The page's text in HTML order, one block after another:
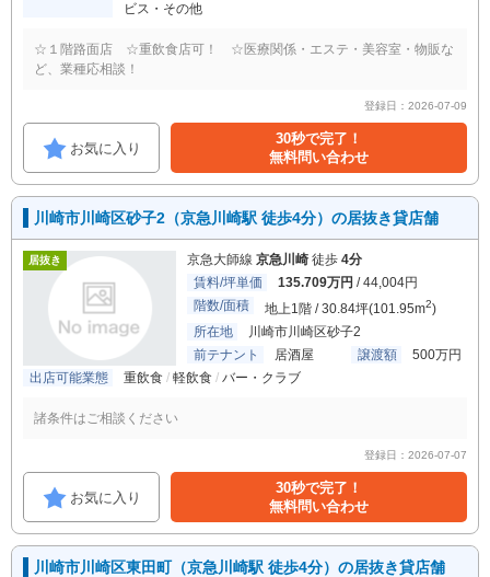
ビス・その他
☆１階路面店 ☆重飲食店可！ ☆医療関係・エステ・美容室・物販な
ど、業種応相談！
登録日：2026-07-09
お気に入り
30秒で完了！
無料問い合わせ
川崎市川崎区砂子2（京急川崎駅 徒歩4分）の居抜き貸店舗
居抜き 京急大師線 京急川崎 徒歩 4分
賃料/坪単価
135.709万円 / 44,004円
階数/面積
地上1階 / 30.84坪(101.95m2)
所在地
川崎市川崎区砂子2
前テナント
居酒屋 譲渡額
500万円
出店可能業態
重飲食 軽飲食 バー・クラブ
諸条件はご相談ください
登録日：2026-07-07
お気に入り
30秒で完了！
無料問い合わせ
川崎市川崎区東田町（京急川崎駅 徒歩4分）の居抜き貸店舗